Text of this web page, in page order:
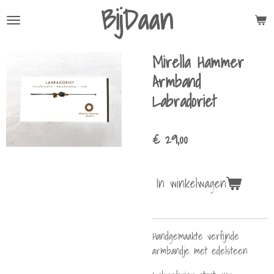
direct
hoofdinhoud
BijDaan
Mirella Hammer
Armband
Labradoriet
€ 29,00
In winkelwagen
Handgemaakte verfijnde
armbandje met edelsteen